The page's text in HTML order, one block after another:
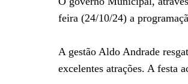
feira (24/10/24) a
A gestão Aldo Andrade
excelentes atrações. A festa